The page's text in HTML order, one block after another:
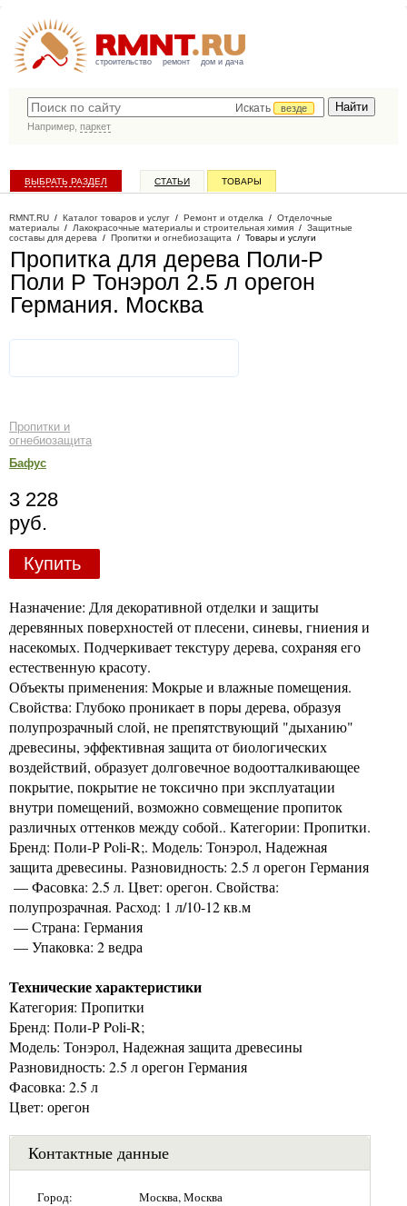
строительство ремонт дом и дача
Искать
везде
Например, паркет
ВЫБРАТЬ РАЗДЕЛ СТАТЬИ ТОВАРЫ
RMNT.RU / Каталог товаров и услуг / Ремонт и отделка / Отделочные
материалы / Лакокрасочные материалы и строительная химия / Защитные
составы для дерева / Пропитки и огнебиозащита / Товары и услуги
Пропитка для дерева Поли-Р
Поли Р Тонэрол 2.5 л орегон
Германия. Москва
Пропитки и
огнебиозащита
Бафус
3 228
руб.
Купить
Назначение: Для декоративной отделки и защиты
деревянных поверхностей от плесени, синевы, гниения и
насекомых. Подчеркивает текстуру дерева, сохраняя его
естественную красоту.
Объекты применения: Mокрые и влажные помещения.
Свойства: Глубоко проникает в поры дерева, образуя
полупрозрачный слой, не препятствующий "дыханию"
древесины, эффективная защита от биологических
воздействий, образует долговечное водоотталкивающее
покрытие, покрытие не токсично при эксплуатации
внутри помещений, возможно совмещение пропиток
различных оттенков между собой.. Категории: Пропитки.
Бренд: Поли-Р Poli-R;. Модель: Тонэрол, Надежная
защита древесины. Разновидность: 2.5 л орегон Германия
— Фасовка: 2.5 л. Цвет: орегон. Свойства:
полупрозрачная. Расход: 1 л/10-12 кв.м
— Страна: Германия
— Упаковка: 2 ведра
Технические характеристики
Категория: Пропитки
Бренд: Поли-Р Poli-R;
Модель: Тонэрол, Надежная защита древесины
Разновидность: 2.5 л орегон Германия
Фасовка: 2.5 л
Цвет: орегон
Контактные данные
Город: Москва, Москва